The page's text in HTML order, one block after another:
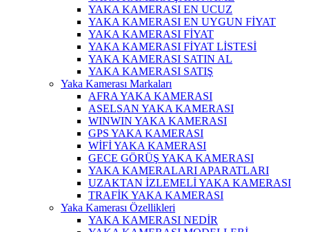
YAKA KAMERASI EN UCUZ
YAKA KAMERASI EN UYGUN FİYAT
YAKA KAMERASI FİYAT
YAKA KAMERASI FİYAT LİSTESİ
YAKA KAMERASI SATIN AL
YAKA KAMERASI SATIŞ
Yaka Kamerası Markaları
AFRA YAKA KAMERASI
ASELSAN YAKA KAMERASI
WINWIN YAKA KAMERASI
GPS YAKA KAMERASI
WİFİ YAKA KAMERASI
GECE GÖRÜŞ YAKA KAMERASI
YAKA KAMERALARI APARATLARI
UZAKTAN İZLEMELİ YAKA KAMERASI
TRAFİK YAKA KAMERASI
Yaka Kamerası Özellikleri
YAKA KAMERASI NEDİR